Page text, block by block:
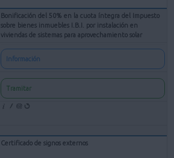
Bonificación del 50% en la cuota íntegra del Impuesto
sobre bienes inmuebles I.B.I. por instalación en
viviendas de sistemas para aprovechamiento solar
Información
Tramitar
Certificado de signos externos